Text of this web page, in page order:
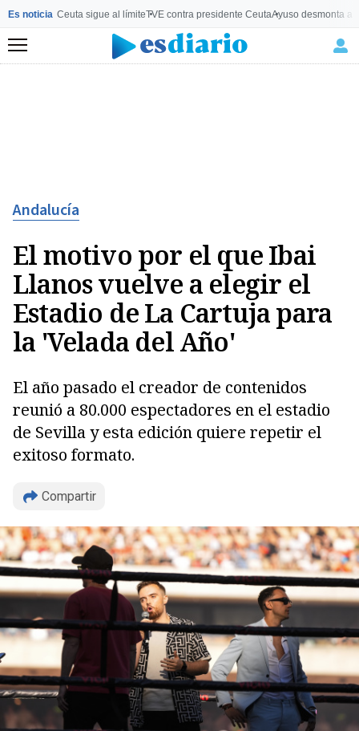
Es noticia Ceuta sigue al límiteTVE contra presidente CeutaAyuso desmonta a
Menú
Andalucía
El motivo por el que Ibai
Llanos vuelve a elegir el
Estadio de La Cartuja para
la 'Velada del Año'
El año pasado el creador de contenidos
reunió a 80.000 espectadores en el estadio
de Sevilla y esta edición quiere repetir el
exitoso formato.
Compartir